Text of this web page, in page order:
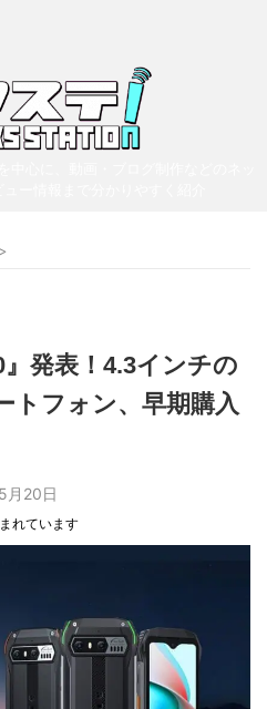
>
』発表！4.3インチの
トフォン、早期購入
月20日
れています